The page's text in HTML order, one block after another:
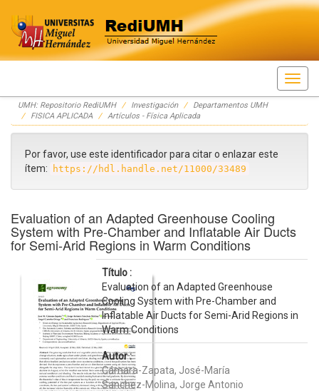
Skip
navigation
UMH: Repositorio RediUMH Investigación
Departamentos UMH
FISICA APLICADA
Artículos - Física Aplicada
Por favor, use este identificador para citar o enlazar este
ítem:
https://hdl.handle.net/11000/33489
Evaluation of an Adapted Greenhouse Cooling
System with Pre-Chamber and Inflatable Air Ducts
for Semi-Arid Regions in Warm Conditions
Título :
Evaluation of an Adapted Greenhouse
Cooling System with Pre-Chamber and
Inflatable Air Ducts for Semi-Arid Regions in
Warm Conditions
Autor :
Cámara-Zapata, José-María
Sanchez-Molina, Jorge Antonio